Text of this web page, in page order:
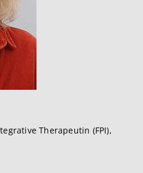
Therapeutin (FPI),